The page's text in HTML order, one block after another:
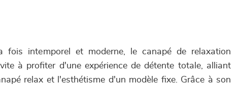
intemporel et moderne, le canapé de relaxation
à profiter d'une expérience de détente totale, alliant
relax et l'esthétisme d'un modèle fixe. Grâce à son